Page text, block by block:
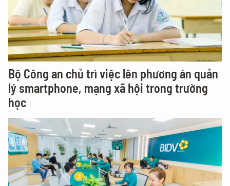
Bộ Công an chủ trì việc lên phương án quản
lý smartphone, mạng xã hội trong trường
học